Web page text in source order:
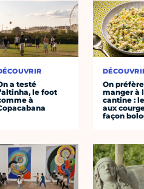
a testé
le foot
à
On préfère
manger à
cantine :
aux
façon